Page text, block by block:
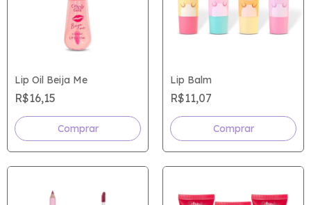
Lip Oil Beija Me
R$16,15
Lip Balm
R$11,07
Comprar